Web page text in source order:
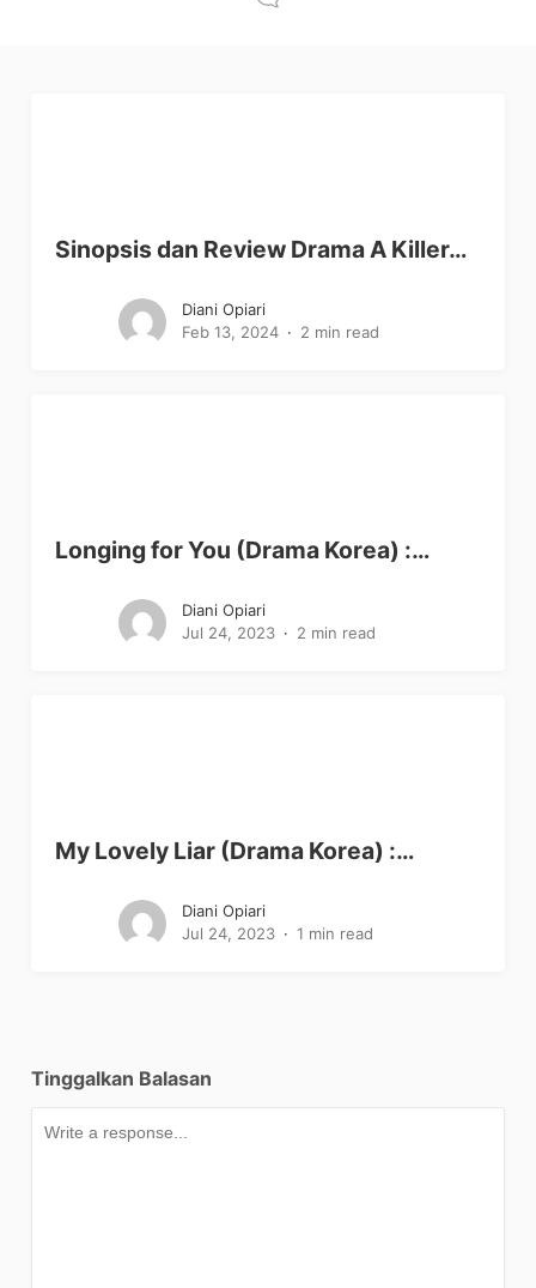
Sinopsis dan Review Drama A Killer…
Diani Opiari
Feb 13, 2024
2 min read
Longing for You (Drama Korea) :…
Diani Opiari
Jul 24, 2023
2 min read
My Lovely Liar (Drama Korea) :…
Diani Opiari
Jul 24, 2023
1 min read
Tinggalkan Balasan